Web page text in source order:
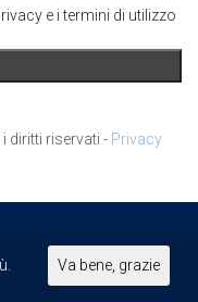
e i termini di utilizzo
diritti riservati - Privacy
Va bene, grazie